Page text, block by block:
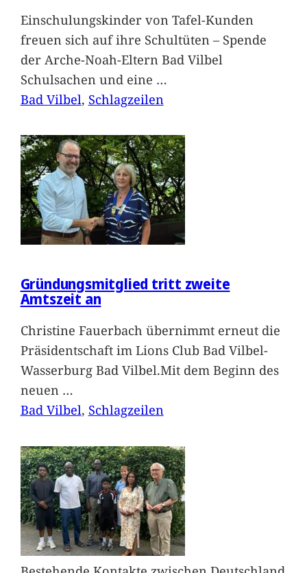
Einschulungskinder von Tafel-Kunden
freuen sich auf ihre Schultüten – Spende
der Arche-Noah-Eltern Bad Vilbel
Schulsachen und eine …
Bad Vilbel, Schlagzeilen
Gründungsmitglied tritt zweite
Amtszeit an
Christine Fauerbach übernimmt erneut die
Präsidentschaft im Lions Club Bad Vilbel-
Wasserburg Bad Vilbel.Mit dem Beginn des
neuen …
Bad Vilbel, Schlagzeilen